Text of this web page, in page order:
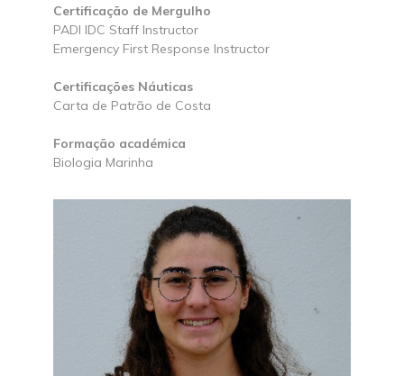
Certificação de Mergulho
PADI IDC Staff Instructor
Emergency First Response Instructor
Certificações Náuticas
Carta de Patrão de Costa
Formação académica
Biologia Marinha